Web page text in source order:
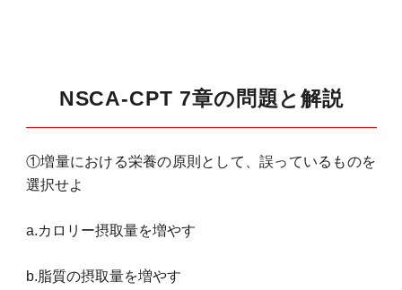
NSCA-CPT 7章の問題と解説
①増量における栄養の原則として、誤っているものを
選択せよ
a.カロリー摂取量を増やす
b.脂質の摂取量を増やす